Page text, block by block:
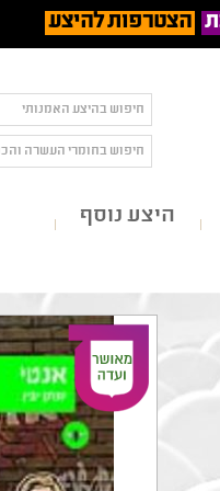
הצטרפות להיצע
היצע נוסף